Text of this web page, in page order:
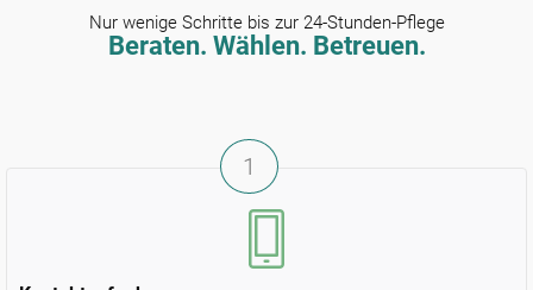
Nur wenige Schritte bis zur 24-Stunden-Pflege
Beraten. Wählen. Betreuen.
1